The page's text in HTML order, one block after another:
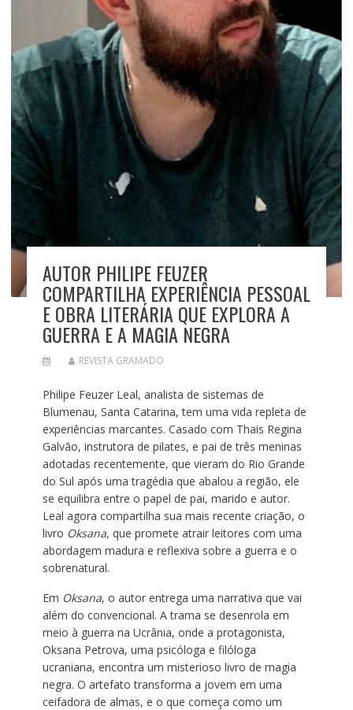
AUTOR PHILIPE FEUZER
COMPARTILHA EXPERIÊNCIA PESSOAL
E OBRA LITERÁRIA QUE EXPLORA A
GUERRA E A MAGIA NEGRA
REVISTA GRAMADO
Philipe Feuzer Leal, analista de sistemas de
Blumenau, Santa Catarina, tem uma vida repleta de
experiências marcantes. Casado com Thais Regina
Galvão, instrutora de pilates, e pai de três meninas
adotadas recentemente, que vieram do Rio Grande
do Sul após uma tragédia que abalou a região, ele
se equilibra entre o papel de pai, marido e autor.
Leal agora compartilha sua mais recente criação, o
livro Oksana, que promete atrair leitores com uma
abordagem madura e reflexiva sobre a guerra e o
sobrenatural.
Em Oksana, o autor entrega uma narrativa que vai
além do convencional. A trama se desenrola em
meio à guerra na Ucrânia, onde a protagonista,
Oksana Petrova, uma psicóloga e filóloga
ucraniana, encontra um misterioso livro de magia
negra. O artefato transforma a jovem em uma
ceifadora de almas, e o que começa como um